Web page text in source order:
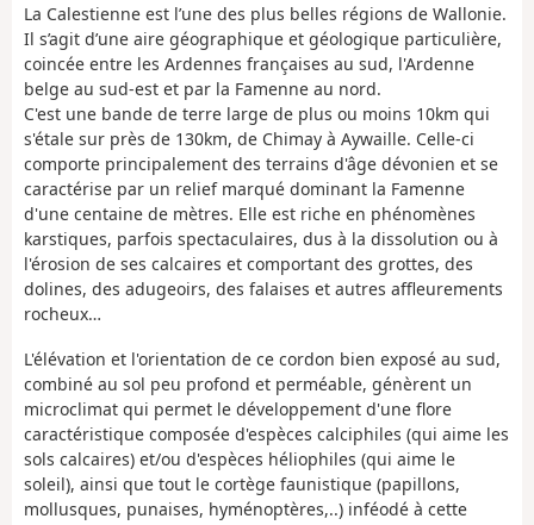
La Calestienne est l’une des plus belles régions de Wallonie.
Il s’agit d’une aire géographique et géologique particulière,
coincée entre les Ardennes françaises au sud, l'Ardenne
belge au sud-est et par la Famenne au nord.
C'est une bande de terre large de plus ou moins 10km qui
s'étale sur près de 130km, de Chimay à Aywaille. Celle-ci
comporte principalement des terrains d'âge dévonien et se
caractérise par un relief marqué dominant la Famenne
d'une centaine de mètres. Elle est riche en phénomènes
karstiques, parfois spectaculaires, dus à la dissolution ou à
l'érosion de ses calcaires et comportant des grottes, des
dolines, des adugeoirs, des falaises et autres affleurements
rocheux…
L'élévation et l'orientation de ce cordon bien exposé au sud,
combiné au sol peu profond et perméable, génèrent un
microclimat qui permet le développement d'une flore
caractéristique composée d'espèces calciphiles (qui aime les
sols calcaires) et/ou d'espèces héliophiles (qui aime le
soleil), ainsi que tout le cortège faunistique (papillons,
mollusques, punaises, hyménoptères,..) inféodé à cette